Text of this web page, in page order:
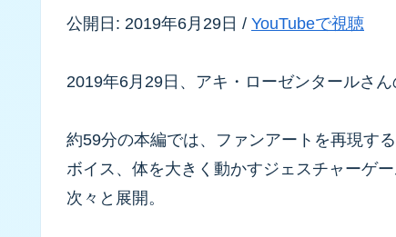
公開日: 2019年6月29日 / YouTubeで視聴
2019年6月29日、アキ・ローゼンタールさ
約59分の本編では、ファンアートを再現す
ボイス、体を大きく動かすジェスチャーゲ
次々と展開。